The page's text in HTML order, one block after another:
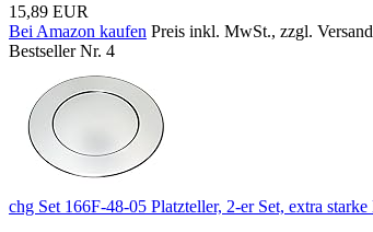
15,89 EUR
Bei Amazon kaufen Preis inkl. MwSt., zzgl.
Bestseller Nr. 4
chg Set 166F-48-05 Platzteller, 2-er Set, extra